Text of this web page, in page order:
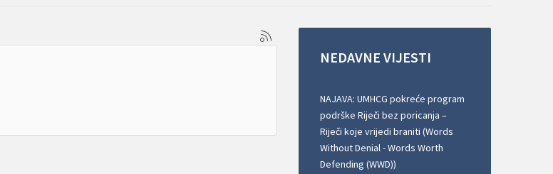
NEDAVNE VIJESTI
NAJAVA: UMHCG pokreće program
podrške Riječi bez poricanja –
Riječi koje vrijedi braniti (Words
Without Denial - Words Worth
Defending (WWD))